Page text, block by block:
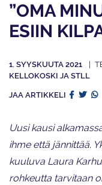
”OMA
ESIIN
1. SYYSKUUTA 2021
KELLOKOSKI JA STLL
JAA ARTIKKELI
Uusi kausi
ihme että jännittää.
kuuluva Laura
rohkeutta tarvitaan